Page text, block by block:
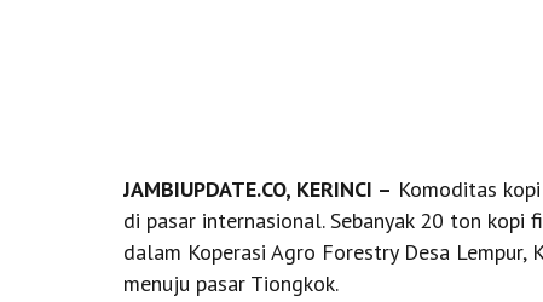
JAMBIUPDATE.CO, KERINCI – Komoditas
di pasar internasional. Sebanyak 20 ton
dalam Koperasi Agro Forestry Desa Lempur,
menuju pasar Tiongkok.